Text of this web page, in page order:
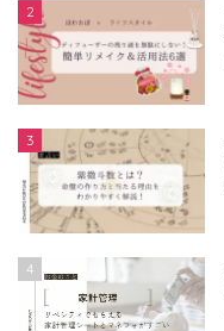
2
3
4